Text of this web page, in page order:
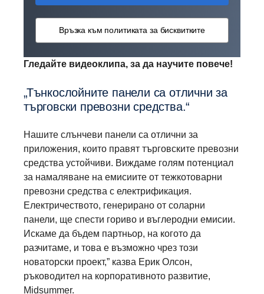
Връзка към политиката за бисквитките
Гледайте видеоклипа, за да научите повече!
„Тънкослойните панели са отлични за
търговски превозни средства.“
Нашите слънчеви панели са отлични за
приложения, които правят търговските превозни
средства устойчиви. Виждаме голям потенциал
за намаляване на емисиите от тежкотоварни
превозни средства с електрификация.
Електричеството, генерирано от соларни
панели, ще спести гориво и въглеродни емисии.
Искаме да бъдем партньор, на когото да
разчитаме, и това е възможно чрез този
новаторски проект,” казва Ерик Олсон,
ръководител на корпоративното развитие,
Midsummer.